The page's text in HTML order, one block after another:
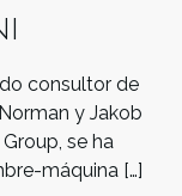
consultor de
y Jakob
se ha
máquina […]